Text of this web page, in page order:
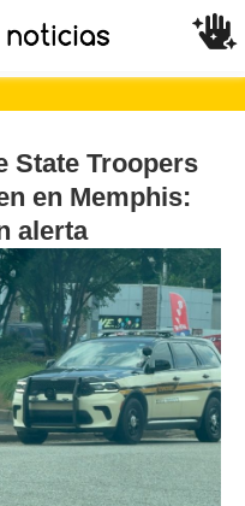
State Troopers
en Memphis:
alerta